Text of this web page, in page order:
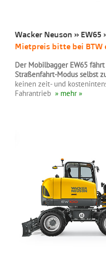
Wacker Neuson »
Mietpreis bitte bei BTW
Der Mobilbagger EW65
Straßenfahrt-Modus selbst
keinen zeit- und
Fahrantrieb » mehr »